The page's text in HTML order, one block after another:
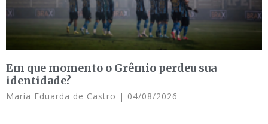
Em que momento o Grêmio perdeu sua
identidade?
Maria Eduarda de Castro 04/08/2026